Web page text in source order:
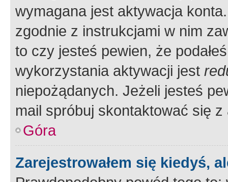
wymagana jest aktywacja
zgodnie z instrukcjami w nim
to czy jesteś pewien, że
wykorzystania aktywacji jest
niepożądanych. Jeżeli jesteś
mail spróbuj skontaktować się
Góra
Zarejestrowałem się kiedyś,